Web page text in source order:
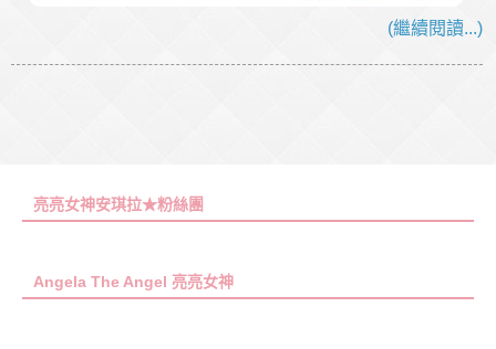
(繼續閱讀...)
亮亮女神安琪拉★粉絲團
Angela The Angel 亮亮女神